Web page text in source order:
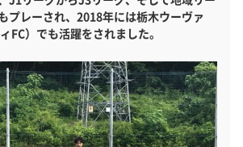
プレーされ、2018年には栃木ウーヴァ
FC）でも活躍をされました。